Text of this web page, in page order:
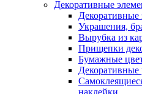
Декоративные
Декоративные
Украшения,
Вырубка из
Прищепки
Бумажные
Декоративные
наклейки